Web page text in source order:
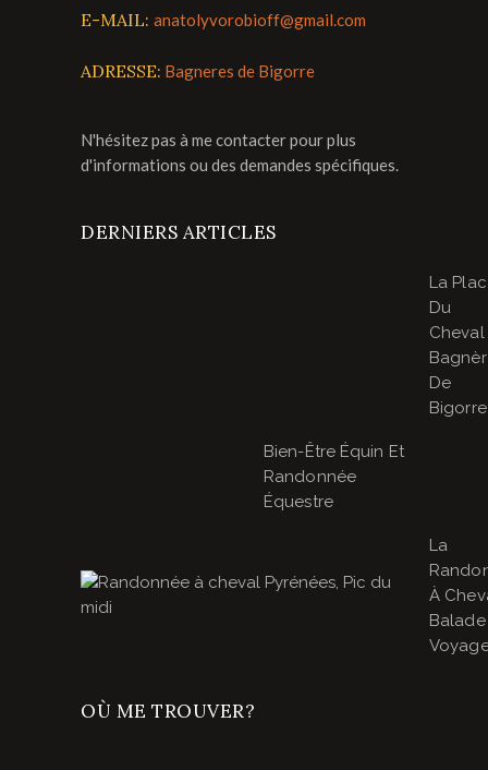
E-MAIL: anatolyvorobioff@gmail.com
ADRESSE: Bagneres de Bigorre
N'hésitez pas à me contacter pour plus
d'informations ou des demandes spécifiques.
DERNIERS ARTICLES
La
Du
Cheval
De
Bigorre
Bien-Être Équin Et
Randonnée
Équestre
La
À
OÙ ME TROUVER?